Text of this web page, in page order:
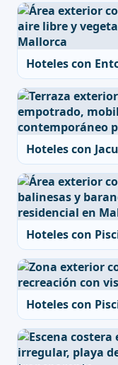
Hoteles con
Hoteles con
Hoteles con
Hoteles con